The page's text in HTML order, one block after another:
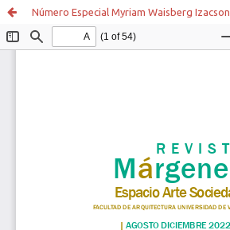
Número Especial Myriam Waisberg Izacson